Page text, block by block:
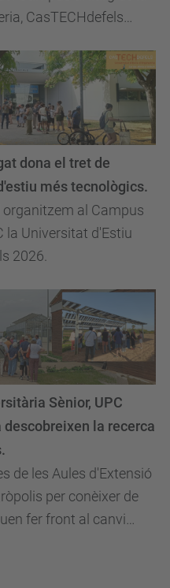
CasTECHdefels
organitzem al Campus
la Universitat d'Estiu
2026.
dona el tret de
més tecnològics.
de les Aules d'Extensió
per conèixer de
fer front al canvi
Sènior, UPC
la recerca